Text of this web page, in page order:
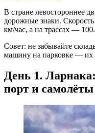
В стране левостороннее
дорожные знаки.
км/час, а на трассах — 100.
Совет: не забывайте
машину на парковке — их
День 1.
порт и самолёты